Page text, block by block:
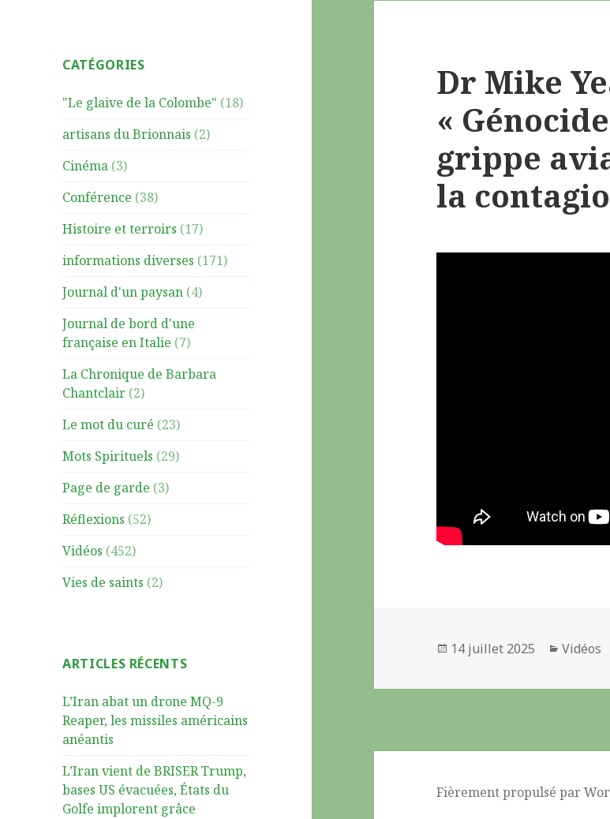
r
h
r
CATÉGORIES
"Le glaive de la Colombe" (18)
artisans du Brionnais (2)
Cinéma (3)
Conférence (38)
Histoire et terroirs (17)
informations diverses (171)
Journal d'un paysan (4)
Journal de bord d'une
française en Italie (7)
La Chronique de Barbara
Chantclair (2)
Le mot du curé (23)
Mots Spirituels (29)
Page de garde (3)
Réflexions (52)
Vidéos (452)
Vies de saints (2)
ARTICLES RÉCENTS
L’Iran abat un drone MQ-9
Reaper, les missiles américains
anéantis
L’Iran vient de BRISER Trump,
bases US évacuées, États du
Golfe implorent grâce
Dr Mike
«
grippe
la
Publié
14 juillet 2025 Vidéos
Fièrement propulsé par